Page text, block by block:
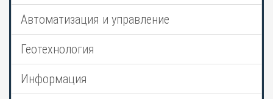
Автоматизация и управление
Геотехнология
Информация